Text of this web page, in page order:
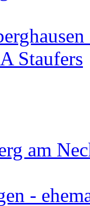
Staufers
am
-